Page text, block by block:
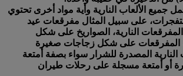
جميع الألعاب النارية وأية مواد أخرى تحتوي
على سبيل المثال مفرقعات عيد
المفرقعات النارية، الصواريخ على شكل
المفرقعات على شكل زجاجات صغيرة
النارية المصدرة للشرار سواء بصفة أمتعة
أو أمتعة مسجلة على رحلات طيران